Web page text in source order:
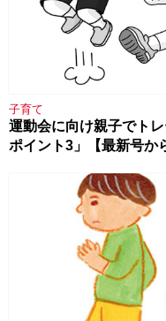
子育て
運動会に向け親子でト
ポイント3」【最新号か